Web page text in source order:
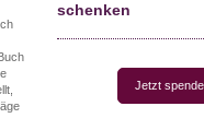
schenken
Jetzt